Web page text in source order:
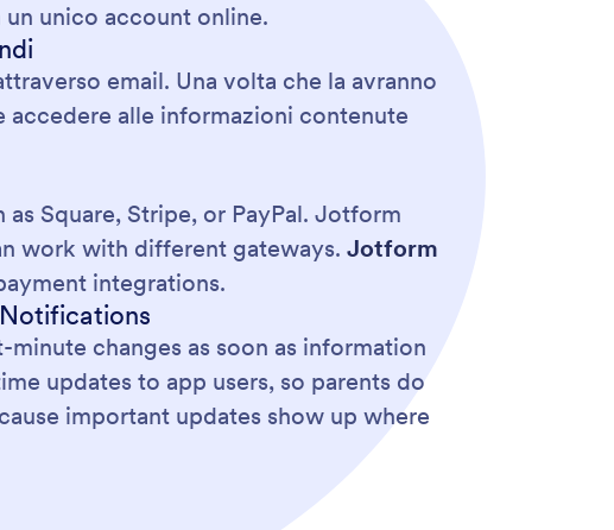
unico account online.
email. Una volta che la avranno
alle informazioni contenute
Square, Stripe, or PayPal. Jotform
work with different gateways. Jotform
integrations.
changes as soon as information
updates to app users, so parents do
important updates show up where